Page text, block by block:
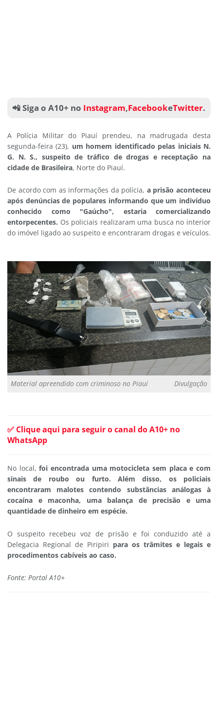
📲 Siga o A10+ no Instagram,FacebookeTwitter.
A Polícia Militar do Piauí prendeu, na madrugada desta
segunda-feira (23), um homem identificado pelas iniciais N.
G. N. S., suspeito de tráfico de drogas e receptação na
cidade de Brasileira, Norte do Piauí.
De acordo com as informações da polícia, a prisão aconteceu
após denúncias de populares informando que um indivíduo
conhecido como "Gaúcho", estaria comercializando
entorpecentes. Os policiais realizaram uma busca no interior
do imóvel ligado ao suspeito e encontraram drogas e veículos.
Material apreendido com criminoso no Piauí Divulgação
✅ Clique aqui para seguir o canal do A10+ no
WhatsApp
No local,foi encontrada uma motocicleta sem placa e com
sinais de roubo ou furto. Além disso, os policiais
encontraram malotes contendo substâncias análogas à
cocaína e maconha, uma balança de precisão e uma
quantidade de dinheiro em espécie.
O suspeito recebeu voz de prisão e foi conduzido até a
Delegacia Regional de Piripiri para os trâmites e legais e
procedimentos cabíveis ao caso.
Fonte: Portal A10+